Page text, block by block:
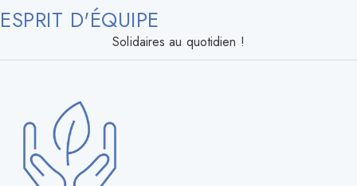
ESPRIT D'ÉQUIPE
Solidaires au quotidien !